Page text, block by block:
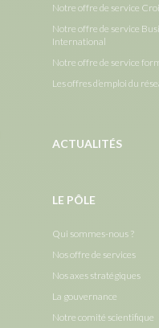
Notre offre de service
Notre offre de service
International
Notre offre de service
Les offres d’emploi du
ACTUALITÉS
LE PÔLE
Qui sommes-nous ?
Nos offre de services
Nos axes stratégiques
La gouvernance
Notre comité scientifique